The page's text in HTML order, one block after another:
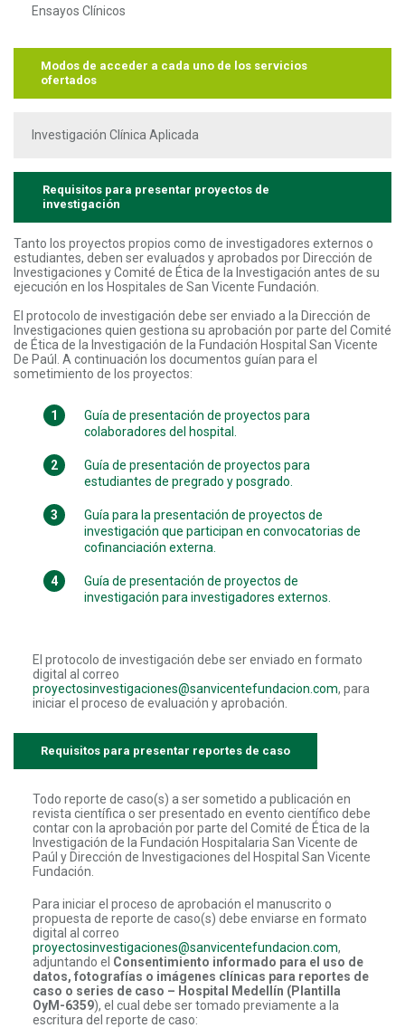
Ensayos Clínicos
Modos de acceder a cada uno de los servicios
ofertados
Investigación Clínica Aplicada
Requisitos para presentar proyectos de
investigación
Tanto los proyectos propios como de investigadores externos o
estudiantes, deben ser evaluados y aprobados por Dirección de
Investigaciones y Comité de Ética de la Investigación antes de su
ejecución en los Hospitales de San Vicente Fundación.
El protocolo de investigación debe ser enviado a la Dirección de
Investigaciones quien gestiona su aprobación por parte del Comité
de Ética de la Investigación de la Fundación Hospital San Vicente
De Paúl. A continuación los documentos guían para el
sometimiento de los proyectos:
Guía de presentación de proyectos para
colaboradores del hospital.
Guía de presentación de proyectos para
estudiantes de pregrado y posgrado.
Guía para la presentación de proyectos de
investigación que participan en convocatorias de
cofinanciación externa.
Guía de presentación de proyectos de
investigación para investigadores externos.
El protocolo de investigación debe ser enviado en formato
digital al correo
proyectosinvestigaciones@sanvicentefundacion.com, para
iniciar el proceso de evaluación y aprobación.
Requisitos para presentar reportes de caso
Todo reporte de caso(s) a ser sometido a publicación en
revista científica o ser presentado en evento científico debe
contar con la aprobación por parte del Comité de Ética de la
Investigación de la Fundación Hospitalaria San Vicente de
Paúl y Dirección de Investigaciones del Hospital San Vicente
Fundación.
Para iniciar el proceso de aprobación el manuscrito o
propuesta de reporte de caso(s) debe enviarse en formato
digital al correo
proyectosinvestigaciones@sanvicentefundacion.com,
adjuntando el Consentimiento informado para el uso de
datos, fotografías o imágenes clínicas para reportes de
caso o series de caso – Hospital Medellín (Plantilla
OyM-6359), el cual debe ser tomado previamente a la
escritura del reporte de caso: